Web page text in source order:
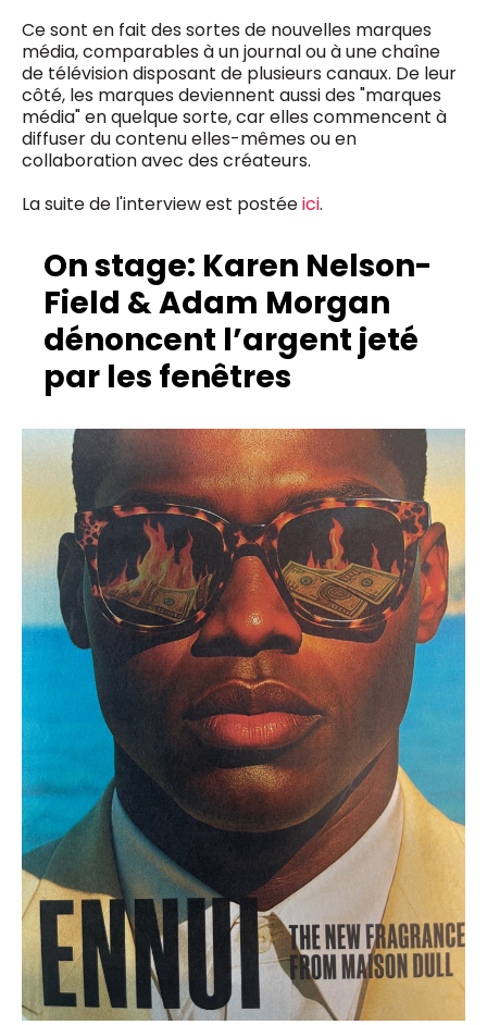
Ce sont en fait des sortes de nouvelles marques
média, comparables à un journal ou à une chaîne
de télévision disposant de plusieurs canaux. De leur
côté, les marques deviennent aussi des "marques
média" en quelque sorte, car elles commencent à
diffuser du contenu elles-mêmes ou en
collaboration avec des créateurs.
La suite de l'interview est postéeici.
On stage: Karen Nelson-
Field & Adam Morgan
dénoncent l’argent jeté
par les fenêtres